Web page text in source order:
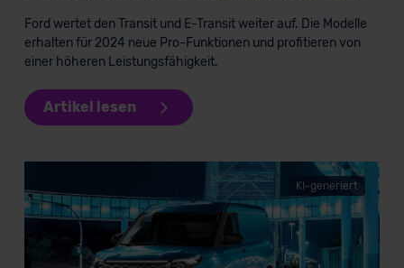
Ford Transit E-Custom Kombi
Nutzfahrzeug
Ford wertet den Transit und E-Transit weiter auf. Die Modelle
erhalten für 2024 neue Pro-Funktionen und profitieren von
einer höheren Leistungsfähigkeit.
Artikel lesen
KI-generiert